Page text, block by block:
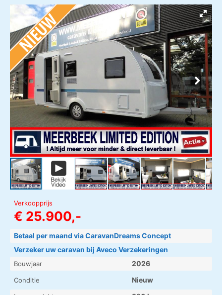
Verkoopprijs
€ 25.900,-
Betaal per maand via CaravanDreams Concept
Verzeker uw caravan bij Aveco Verzekeringen
Bouwjaar 2026
Conditie Nieuw